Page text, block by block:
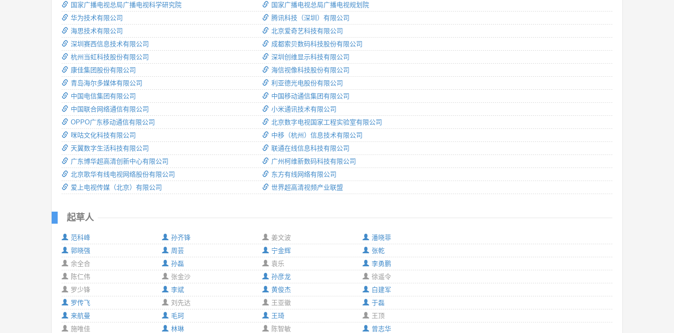
国家广播电视总局广播电视科学研究院
华为技术有限公司
海思技术有限公司
深圳赛西信息技术有限公司
杭州当虹科技股份有限公司
康佳集团股份有限公司
青岛海尔多媒体有限公司
中国电信集团有限公司
中国联合网络通信有限公司
OPPO广东移动通信有限公司
咪咕文化科技有限公司
天翼数字生活科技有限公司
广东博华超高清创新中心有限公司
北京歌华有线电视网络股份有限公司
爱上电视传媒（北京）有限公司
国家广播电视总局广播电视规划院
腾讯科技（深圳）有限公司
北京爱奇艺科技有限公司
成都索贝数码科技股份有限公司
深圳创维显示科技有限公司
海信视像科技股份有限公司
利亚德光电股份有限公司
中国移动通信集团有限公司
小米通讯技术有限公司
北京数字电视国家工程实验室有限公司
中移（杭州）信息技术有限公司
联通在线信息科技有限公司
广州柯维新数码科技有限公司
东方有线网络有限公司
世界超高清视频产业联盟
起草人
范科峰
孙齐锋
郭晓强
周芸
余全合
孙磊
陈仁伟
张金沙
罗少锋
李斌
罗传飞
刘先达
来航曼
毛珂
施唯佳
林琳
姜文波
潘晓菲
宁金辉
张乾
袁乐
李勇鹏
孙彦龙
徐遥令
黄俊杰
白建军
王亚徽
于磊
王琦
王顶
陈智敏
曾志华